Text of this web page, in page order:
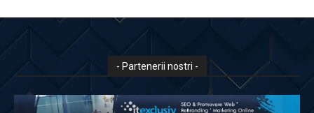
- Partenerii nostri -